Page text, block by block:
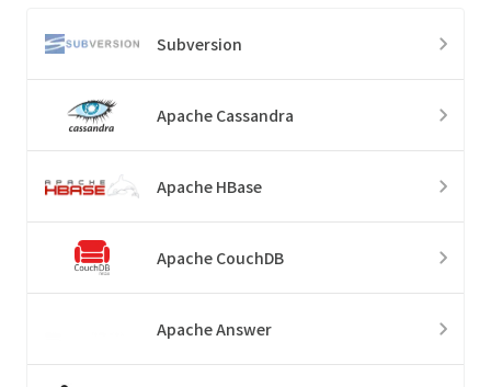
Subversion
Apache Cassandra
Apache HBase
Apache CouchDB
Apache Answer